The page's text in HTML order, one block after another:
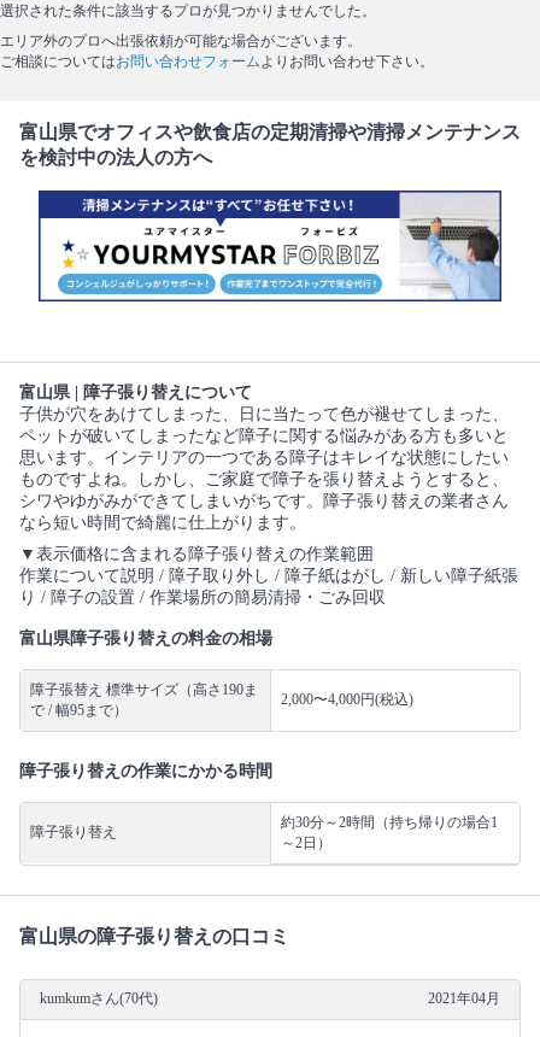
選択された条件に該当するプロが見つかりませんでした。
エリア外のプロへ出張依頼が可能な場合がございます。
ご相談についてはお問い合わせフォーム よりお問い合わせ下さい。
富山県でオフィスや飲食店の定期清掃や清掃メンテナンス
を検討中の法人の方へ
富山県 | 障子張り替えについて
子供が穴をあけてしまった、日に当たって色が褪せてしまった、
ペットが破いてしまったなど障子に関する悩みがある方も多いと
思います。インテリアの一つである障子はキレイな状態にしたい
ものですよね。しかし、ご家庭で障子を張り替えようとすると、
シワやゆがみができてしまいがちです。障子張り替えの業者さん
なら短い時間で綺麗に仕上がります。
▼表示価格に含まれる障子張り替えの作業範囲
作業について説明 / 障子取り外し / 障子紙はがし / 新しい障子紙張
り / 障子の設置 / 作業場所の簡易清掃・ごみ回収
富山県障子張り替えの料金の相場
障子張替え 標準サイズ（高さ190ま
で / 幅95まで）
2,000〜4,000円(税込)
障子張り替えの作業にかかる時間
障子張り替え
約30分～2時間（持ち帰りの場合1
～2日）
富山県の障子張り替えの口コミ
kumkumさん(70代) 2021年04月